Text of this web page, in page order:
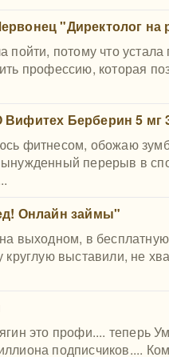
"Директолог на
пойти, потому что
профессию, которая
Вифитех Берберин 5 мг
фитнесом, обожаю
перерыв в
Онлайн займы"
выходном, в
круглую выставили, не
это профи.... теперь
подписчиков....